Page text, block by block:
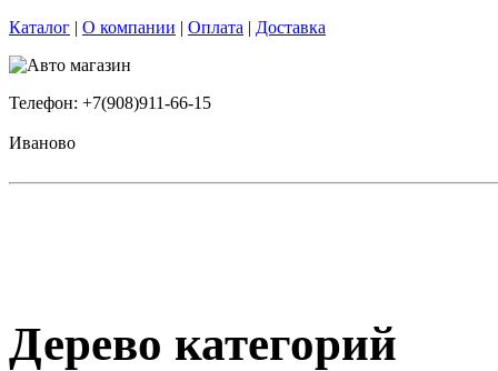
Каталог | О компании | Оплата | Доставка
Телефон: +7(908)911-66-15
Иваново
Дерево категорий